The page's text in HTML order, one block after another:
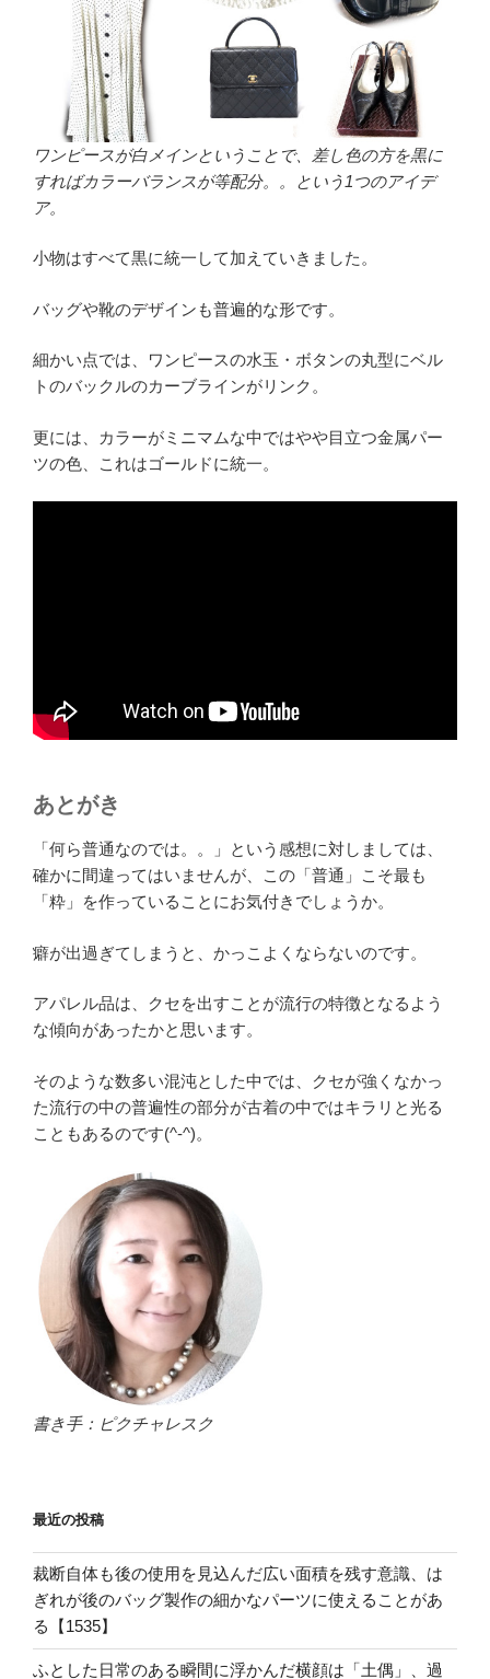
ワンピースが白メインということで、差し色の方を黒に
すればカラーバランスが等配分。。という1つのアイデ
ア。
小物はすべて黒に統一して加えていきました。
バッグや靴のデザインも普遍的な形です。
細かい点では、ワンピースの水玉・ボタンの丸型にベル
トのバックルのカーブラインがリンク。
更には、カラーがミニマムな中ではやや目立つ金属パー
ツの色、これはゴールドに統一。
あとがき
「何ら普通なのでは。。」という感想に対しましては、
確かに間違ってはいませんが、この「普通」こそ最も
「粋」を作っていることにお気付きでしょうか。
癖が出過ぎてしまうと、かっこよくならないのです。
アパレル品は、クセを出すことが流行の特徴となるよう
な傾向があったかと思います。
そのような数多い混沌とした中では、クセが強くなかっ
た流行の中の普遍性の部分が古着の中ではキラリと光る
こともあるのです(^-^)。
書き手：ピクチャレスク
最近の投稿
裁断自体も後の使用を見込んだ広い面積を残す意識、は
ぎれが後のバッグ製作の細かなパーツに使えることがあ
る【1535】
ふとした日常のある瞬間に浮かんだ横顔は「土偶」、過